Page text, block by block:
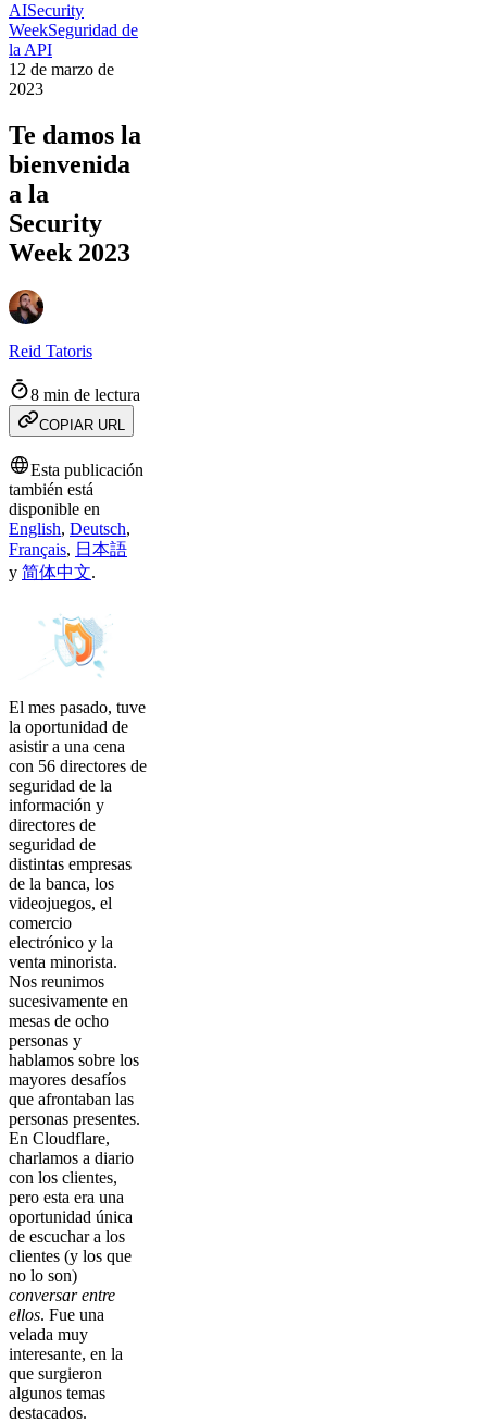
AISecurity
WeekSeguridad de
la API
12 de marzo de
2023
Te damos la
bienvenida
a la
Security
Week 2023
Reid Tatoris
8 min de lectura
COPIAR URL
Esta publicación
también está
disponible en
English, Deutsch,
Français, 日本語
y 简体中文.
El mes pasado, tuve
la oportunidad de
asistir a una cena
con 56 directores de
seguridad de la
información y
directores de
seguridad de
distintas empresas
de la banca, los
videojuegos, el
comercio
electrónico y la
venta minorista.
Nos reunimos
sucesivamente en
mesas de ocho
personas y
hablamos sobre los
mayores desafíos
que afrontaban las
personas presentes.
En Cloudflare,
charlamos a diario
con los clientes,
pero esta era una
oportunidad única
de escuchar a los
clientes (y los que
no lo son)
conversar entre
ellos. Fue una
velada muy
interesante, en la
que surgieron
algunos temas
destacados.